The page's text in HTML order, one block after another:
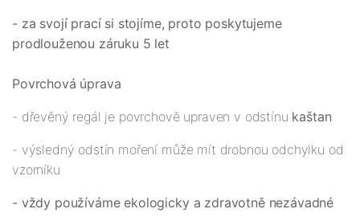
- za svojí prací si stojíme, proto poskytujeme
prodlouženou záruku 5 let
Povrchová úprava
- dřevěný regál je povrchově upraven v odstínu kaštan
- výsledný odstín moření může mít drobnou odchylku od
vzorníku
- vždy používáme ekologicky a zdravotně nezávadné